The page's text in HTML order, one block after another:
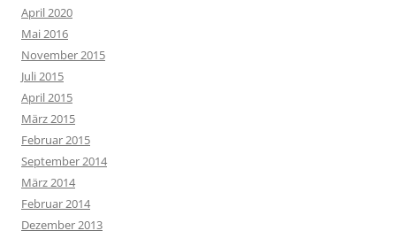
April 2020
Mai 2016
November 2015
Juli 2015
April 2015
März 2015
Februar 2015
September 2014
März 2014
Februar 2014
Dezember 2013